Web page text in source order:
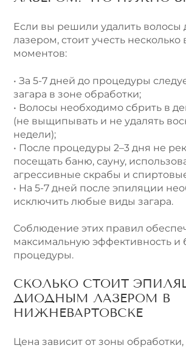
Если вы решили удалить волосы
лазером, стоит учесть
моментов:
• За 5-7 дней до процедуры
загара в зоне обработки;
• Волосы необходимо сбрить в
(не выщипывать и не удалять
недели);
• После процедуры 2–3 дня не
посещать баню, сауну,
агрессивные скрабы и
• На 5-7 дней после эпиляции
исключить любые виды загара.
Соблюдение этих правил
максимальную эффективность и
процедуры.
СКОЛЬКО СТОИТ
ДИОДНЫМ ЛАЗЕРОМ В
НИЖНЕВАРТОВСКЕ
Цена зависит от зоны обработки,